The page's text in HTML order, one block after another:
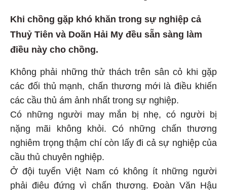
Khi chồng gặp khó khăn trong sự nghiệp cả
Thuỷ Tiên và Doãn Hải My đều sẵn sàng làm
điều này cho chồng.
Không phải những thử thách trên sân cỏ khi gặp
các đối thủ mạnh, chấn thương mới là điều khiến
các cầu thủ ám ảnh nhất trong sự nghiệp.
Có những người may mắn bị nhẹ, có người bị
nặng mãi không khỏi. Có những chấn thương
nghiêm trọng thậm chí còn lấy đi cả sự nghiệp của
cầu thủ chuyên nghiệp.
Ở đội tuyển Việt Nam có không ít những người
phải điêu đứng vì chấn thương. Đoàn Văn Hậu